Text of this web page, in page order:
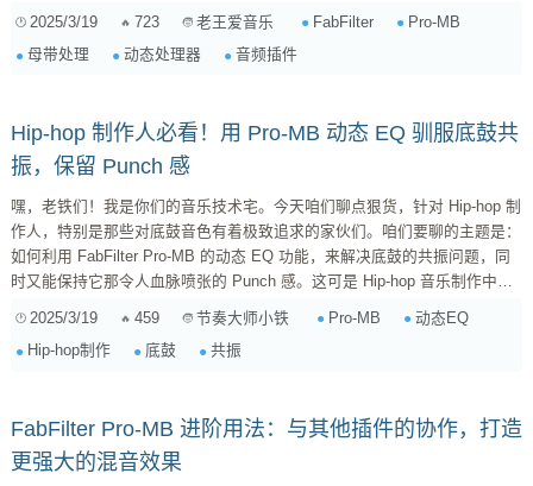
中，Pro-MB 凭借其独特的 多频段压缩/扩展 功能脱颖而出。它不仅仅是一
个多频段压缩器，更像是一个 多频段动态均衡器 ...
2025/3/19 723 老王爱音乐 FabFilter
Pro-MB
母带处理
动态处理器 音频插件
Hip-hop 制作人必看！用 Pro-MB 动态 EQ 驯服底鼓共
振，保留 Punch 感
嘿，老铁们！我是你们的音乐技术宅。今天咱们聊点狠货，针对 Hip-hop 制
作人，特别是那些对底鼓音色有着极致追求的家伙们。咱们要聊的主题是：
如何利用 FabFilter Pro-MB 的动态 EQ 功能，来解决底鼓的共振问题，同
时又能保持它那令人血脉喷张的 Punch 感。这可是 Hip-hop 音乐制作中的
仅要提供节奏的骨架，更要负责营造律动感和能量感。一个好的底鼓，应该
2025/3/19 459 节奏大师小铁 Pro-MB
动态EQ
Hip-hop制作
底鼓 共振
FabFilter Pro-MB 进阶用法：与其他插件的协作，打造
更强大的混音效果